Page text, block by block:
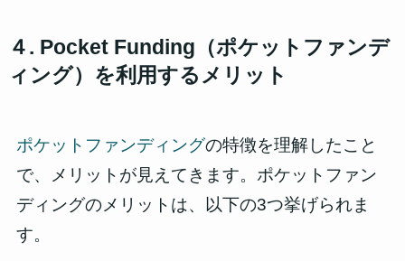
４. Pocket Funding（ポケットファンデ
ィング）を利用するメリット
ポケットファンディングの特徴を理解したこと
で、メリットが見えてきます。ポケットファン
ディングのメリットは、以下の3つ挙げられま
す。